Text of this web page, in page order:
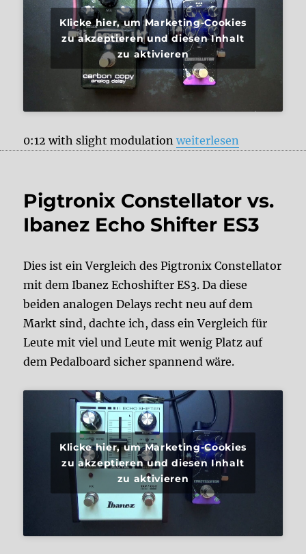
Klicke hier, um Marketing-Cookies
zu akzeptieren und diesen Inhalt
zu aktivieren
0:12 with slight modulation„Pigtronix Constellator
weiterlesen
Pigtronix Constellator vs.
Ibanez Echo Shifter ES3
Dies ist ein Vergleich des Pigtronix Constellator
mit dem Ibanez Echoshifter ES3. Da diese
beiden analogen Delays recht neu auf dem
Markt sind, dachte ich, dass ein Vergleich für
Leute mit viel und Leute mit wenig Platz auf
dem Pedalboard sicher spannend wäre.
Klicke hier, um Marketing-Cookies
zu akzeptieren und diesen Inhalt
zu aktivieren